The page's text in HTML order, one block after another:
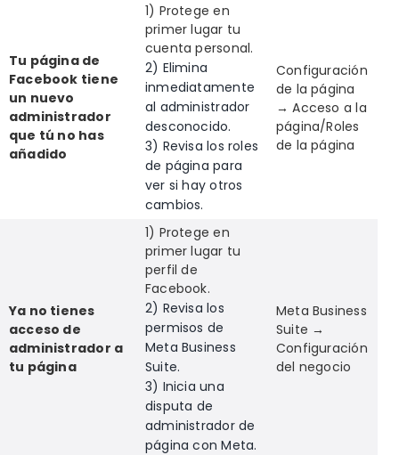
Tu página de
Facebook tiene
un nuevo
administrador
que tú no has
añadido
1) Protege en
primer lugar tu
cuenta personal.
2) Elimina
inmediatamente
al administrador
desconocido.
3) Revisa los roles
de página para
ver si hay otros
cambios.
Configuración
de la página
→ Acceso a la
página/Roles
de la página
Ya no tienes
acceso de
administrador a
tu página
1) Protege en
primer lugar tu
perfil de
Facebook.
2) Revisa los
permisos de
Meta Business
Suite.
3) Inicia una
disputa de
administrador de
página con Meta.
Meta Business
Suite →
Configuración
del negocio